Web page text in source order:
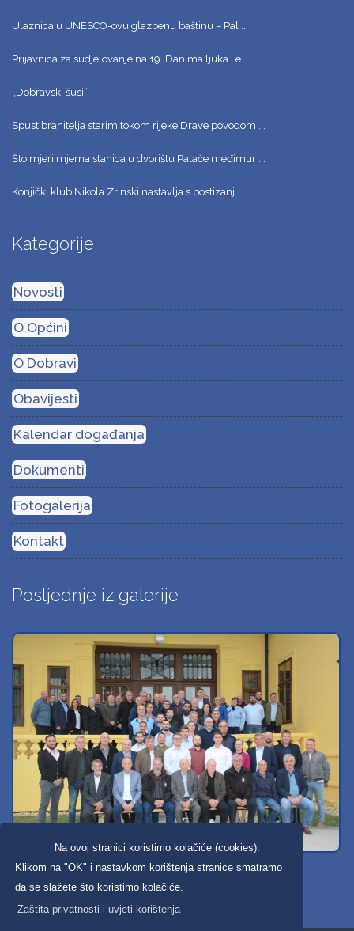
Na ovoj stranici koristimo kolačiće (cookies).
Klikom na "OK" i nastavkom korištenja stranice smatramo
da se slažete što koristimo kolačiće.
Zaštita privatnosti i uvjeti korištenja
Ulaznica u UNESCO-ovu glazbenu baštinu – Pal ...
Prijavnica za sudjelovanje na 19. Danima ljuka i e ...
„Dobravski šusi“
Spust branitelja starim tokom rijeke Drave povodom ...
Što mjeri mjerna stanica u dvorištu Palače međimur ...
Konjički klub Nikola Zrinski nastavlja s postizanj ...
Kategorije
Novosti
O Općini
O Dobravi
Obavijesti
Kalendar događanja
Dokumenti
Fotogalerija
Kontakt
Posljednje iz galerije
Svi dobravski košarkaši